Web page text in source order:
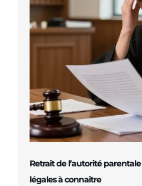
Retrait de l’autorité
légales à connaître